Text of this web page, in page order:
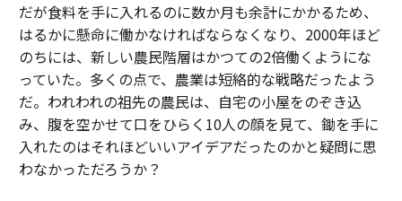
だが食料を手に入れるのに数か月も余計にかかるため、
はるかに懸命に働かなければならなくなり、2000年ほど
のちには、新しい農民階層はかつての2倍働くようにな
っていた。多くの点で、農業は短絡的な戦略だったよう
だ。われわれの祖先の農民は、自宅の小屋をのぞき込
み、腹を空かせて口をひらく10人の顔を見て、鋤を手に
入れたのはそれほどいいアイデアだったのかと疑問に思
わなかっただろうか？